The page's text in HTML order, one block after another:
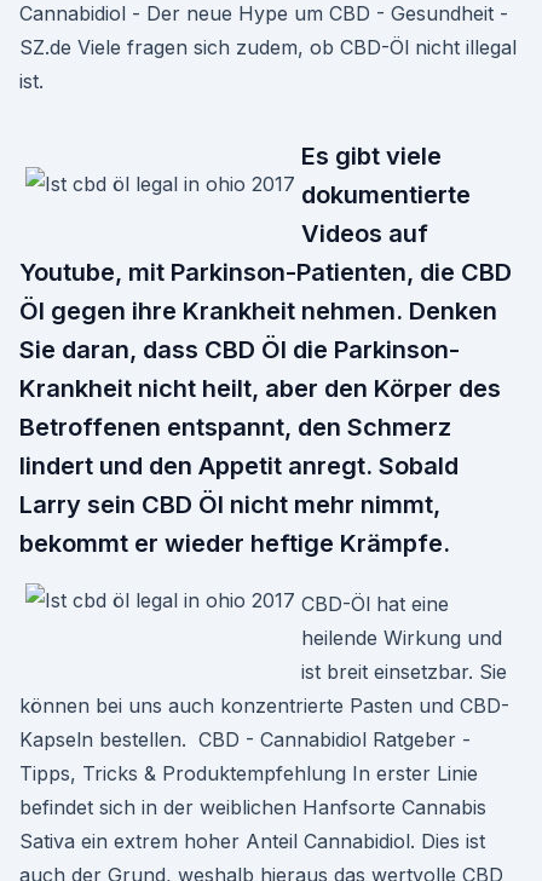
Cannabidiol - Der neue Hype um CBD - Gesundheit -
SZ.de Viele fragen sich zudem, ob CBD-Öl nicht illegal
ist.
Es gibt viele
dokumentierte
Videos auf
Youtube, mit Parkinson-Patienten, die CBD
Öl gegen ihre Krankheit nehmen. Denken
Sie daran, dass CBD Öl die Parkinson-
Krankheit nicht heilt, aber den Körper des
Betroffenen entspannt, den Schmerz
lindert und den Appetit anregt. Sobald
Larry sein CBD Öl nicht mehr nimmt,
bekommt er wieder heftige Krämpfe.
CBD-Öl hat eine
heilende Wirkung und
ist breit einsetzbar. Sie
können bei uns auch konzentrierte Pasten und CBD-
Kapseln bestellen. ️ CBD - Cannabidiol Ratgeber -
Tipps, Tricks & Produktempfehlung In erster Linie
befindet sich in der weiblichen Hanfsorte Cannabis
Sativa ein extrem hoher Anteil Cannabidiol. Dies ist
auch der Grund, weshalb hieraus das wertvolle CBD